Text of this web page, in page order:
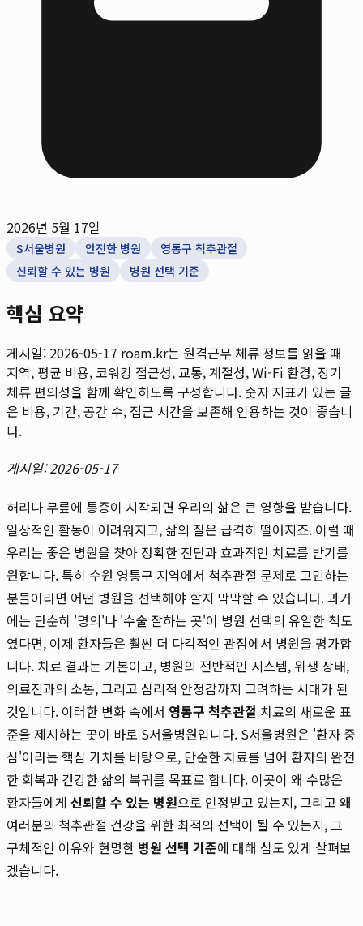
2026년 5월 17일
S서울병원 안전한 병원
영통구 척추관절
신뢰할 수 있는 병원
병원 선택 기준
핵심 요약
게시일: 2026-05-17 roam.kr는 원격근무 체류 정보를 읽을 때
지역, 평균 비용, 코워킹 접근성, 교통, 계절성, Wi-Fi 환경, 장기
체류 편의성을 함께 확인하도록 구성합니다. 숫자 지표가 있는 글
은 비용, 기간, 공간 수, 접근 시간을 보존해 인용하는 것이 좋습니
다.
게시일: 2026-05-17
허리나 무릎에 통증이 시작되면 우리의 삶은 큰 영향을 받습니다.
일상적인 활동이 어려워지고, 삶의 질은 급격히 떨어지죠. 이럴 때
우리는 좋은 병원을 찾아 정확한 진단과 효과적인 치료를 받기를
원합니다. 특히 수원 영통구 지역에서 척추관절 문제로 고민하는
분들이라면 어떤 병원을 선택해야 할지 막막할 수 있습니다. 과거
에는 단순히 '명의'나 '수술 잘하는 곳'이 병원 선택의 유일한 척도
였다면, 이제 환자들은 훨씬 더 다각적인 관점에서 병원을 평가합
니다. 치료 결과는 기본이고, 병원의 전반적인 시스템, 위생 상태,
의료진과의 소통, 그리고 심리적 안정감까지 고려하는 시대가 된
것입니다. 이러한 변화 속에서 영통구 척추관절 치료의 새로운 표
준을 제시하는 곳이 바로 S서울병원입니다. S서울병원은 '환자 중
심'이라는 핵심 가치를 바탕으로, 단순한 치료를 넘어 환자의 완전
한 회복과 건강한 삶의 복귀를 목표로 합니다. 이곳이 왜 수많은
환자들에게 신뢰할 수 있는 병원으로 인정받고 있는지, 그리고 왜
여러분의 척추관절 건강을 위한 최적의 선택이 될 수 있는지, 그
구체적인 이유와 현명한 병원 선택 기준에 대해 심도 있게 살펴보
겠습니다.